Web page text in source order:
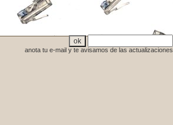
anota tu e-mail y te avisamos de las actualizaciones